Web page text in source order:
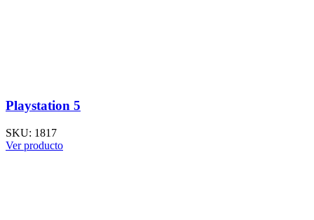
Playstation 5
SKU: 1817
Ver producto